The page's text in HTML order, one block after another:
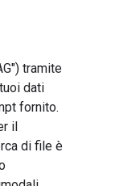
tramite
dati
fornito.
il
di file è